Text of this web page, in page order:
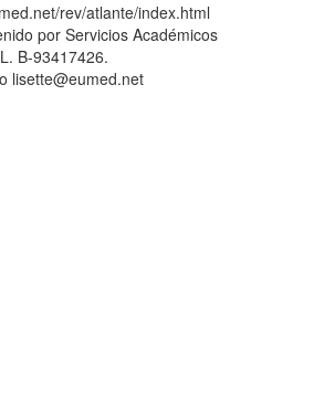
rev/atlante/index.html
por Servicios Académicos
B-93417426.
lisette@eumed.net